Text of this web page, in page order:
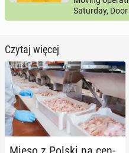
Saturday,
Czytaj więcej